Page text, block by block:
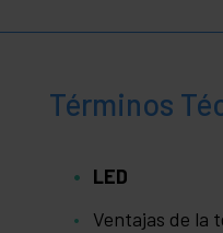
Términos
LED
Ventajas de la